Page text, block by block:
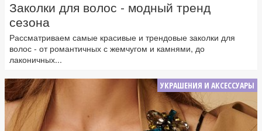
Заколки для волос - модный тренд
сезона
Рассматриваем самые красивые и трендовые заколки для
волос - от романтичных с жемчугом и камнями, до
лаконичных...
УКРАШЕНИЯ И АКСЕССУАРЫ